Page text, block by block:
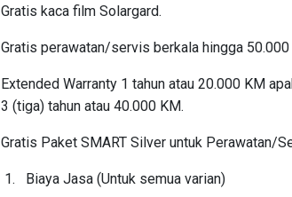
Gratis kaca film Solargard.
Gratis perawatan/servis berkala hingga 50.000
Extended Warranty 1 tahun atau 20.000 KM
3 (tiga) tahun atau 40.000 KM.
Gratis Paket SMART Silver untuk Perawatan/
Biaya Jasa (Untuk semua varian)